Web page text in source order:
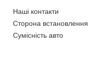
Наші контакти
Сторона встановлення
Сумісність авто